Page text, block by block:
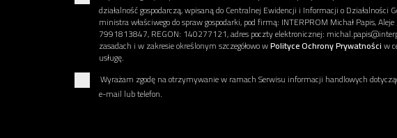
działalność gospodarczą, wpisaną do Centralnej Ewidencji i Informacji o Działalności
ministra właściwego do spraw gospodarki, pod firmą: INTERPROM Michał Papis,
7991813847, REGON: 140277121, adres poczty elektronicznej:
zasadach i w zakresie określonym szczegółowo wPolityce Ochrony Prywatnościw
usługę.
Wyrażam zgodę na otrzymywanie w ramach Serwisu informacji handlowych
e-mail lub telefon.